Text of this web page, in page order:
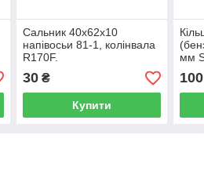
Сальник 40x62x10
напівосьи 81-1, колінвала
R170F.
30₴
Купити
мм
100